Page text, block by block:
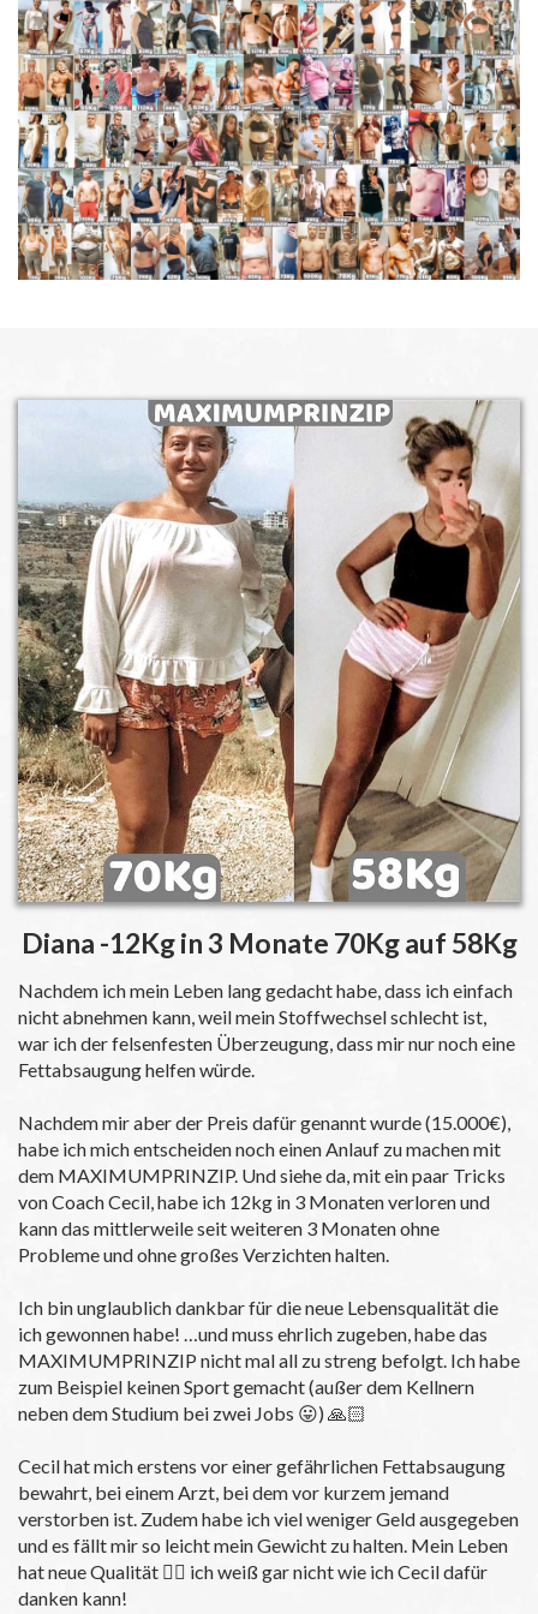
Diana -12Kg in 3 Monate 70Kg auf 58Kg
Nachdem ich mein Leben lang gedacht habe, dass ich einfach
nicht abnehmen kann, weil mein Stoffwechsel schlecht ist,
war ich der felsenfesten Überzeugung, dass mir nur noch eine
Fettabsaugung helfen würde.
Nachdem mir aber der Preis dafür genannt wurde (15.000€),
habe ich mich entscheiden noch einen Anlauf zu machen mit
dem MAXIMUMPRINZIP. Und siehe da, mit ein paar Tricks
von Coach Cecil, habe ich 12kg in 3 Monaten verloren und
kann das mittlerweile seit weiteren 3 Monaten ohne
Probleme und ohne großes Verzichten halten.
Ich bin unglaublich dankbar für die neue Lebensqualität die
ich gewonnen habe! …und muss ehrlich zugeben, habe das
MAXIMUMPRINZIP nicht mal all zu streng befolgt. Ich habe
zum Beispiel keinen Sport gemacht (außer dem Kellnern
neben dem Studium bei zwei Jobs 😛) 🙏🏻
Cecil hat mich erstens vor einer gefährlichen Fettabsaugung
bewahrt, bei einem Arzt, bei dem vor kurzem jemand
verstorben ist. Zudem habe ich viel weniger Geld ausgegeben
und es fällt mir so leicht mein Gewicht zu halten. Mein Leben
hat neue Qualität 👍🏽 ich weiß gar nicht wie ich Cecil dafür
danken kann!